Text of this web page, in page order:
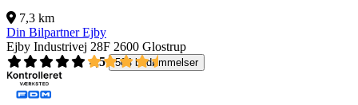
7,3 km
Din Bilpartner Ejby
Ejby Industrivej 28F 2600 Glostrup
4,5
504 bedømmelser